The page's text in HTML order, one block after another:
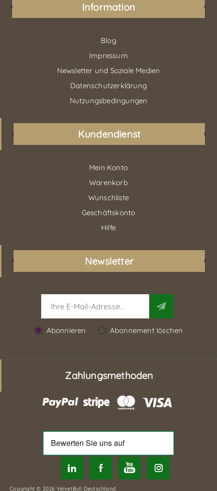
Information
Blog
Impressum
Newsletter und Soziale Medien
Datenschutzerklärung
Nutzungsbedingungen
Kundendienst
Mein Konto
Warenkorb
Wunschliste
Geschäftskonto
Hilfe
Newsletter
Abonnieren Abonnement löschen
Zahlungsmethoden
Copyright © 2026 VelvetBull Deutschland.